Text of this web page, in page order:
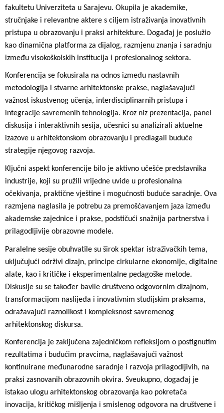
fakultetu Univerziteta u Sarajevu. Okupila je akademike,
stručnjake i relevantne aktere s ciljem istraživanja inovativnih
pristupa u obrazovanju i praksi arhitekture. Događaj je poslužio
kao dinamična platforma za dijalog, razmjenu znanja i saradnju
između visokoškolskih institucija i profesionalnog sektora.
Konferencija se fokusirala na odnos između nastavnih
metodologija i stvarne arhitektonske prakse, naglašavajući
važnost iskustvenog učenja, interdisciplinarnih pristupa i
integracije savremenih tehnologija. Kroz niz prezentacija, panel
diskusija i interaktivnih sesija, učesnici su analizirali aktuelne
izazove u arhitektonskom obrazovanju i predlagali buduće
strategije njegovog razvoja.
Ključni aspekt konferencije bilo je aktivno učešće predstavnika
industrije, koji su pružili vrijedne uvide u profesionalna
očekivanja, praktične vještine i mogućnosti buduće saradnje. Ova
razmjena naglasila je potrebu za premošćavanjem jaza između
akademske zajednice i prakse, podstičući snažnija partnerstva i
prilagodljivije obrazovne modele.
Paralelne sesije obuhvatile su širok spektar istraživačkih tema,
uključujući održivi dizajn, principe cirkularne ekonomije, digitalne
alate, kao i kritičke i eksperimentalne pedagoške metode.
Diskusije su se također bavile društveno odgovornim dizajnom,
transformacijom naslijeđa i inovativnim studijskim praksama,
odražavajući raznolikost i kompleksnost savremenog
arhitektonskog diskursa.
Konferencija je zaključena zajedničkom refleksijom o postignutim
rezultatima i budućim pravcima, naglašavajući važnost
kontinuirane međunarodne saradnje i razvoja prilagodljivih, na
praksi zasnovanih obrazovnih okvira. Sveukupno, događaj je
istakao ulogu arhitektonskog obrazovanja kao pokretača
inovacija, kritičkog mišljenja i smislenog odgovora na društvene i